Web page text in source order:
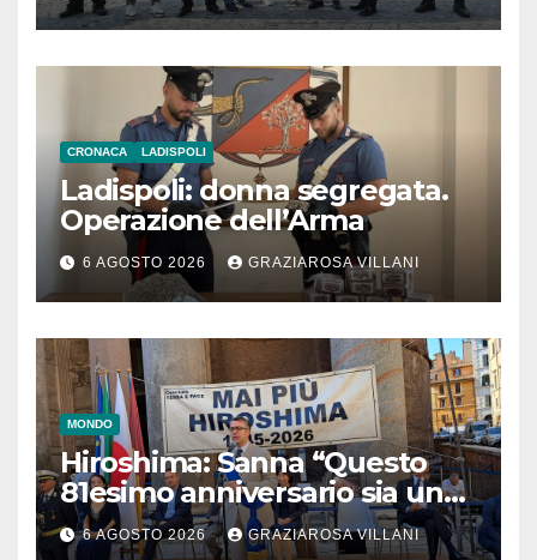
CRONACA LADISPOLI
Ladispoli: donna segregata.
Operazione dell’Arma
6 AGOSTO 2026 GRAZIAROSA VILLANI
MONDO
Hiroshima: Sanna “Questo
81esimo anniversario sia un
monito per tutti”
6 AGOSTO 2026 GRAZIAROSA VILLANI